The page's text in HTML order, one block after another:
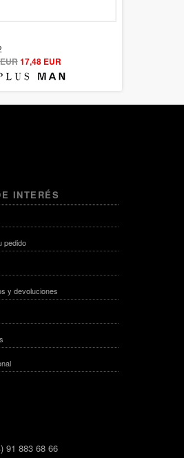
out of 517,48 EUR
INTERÉS
pedido
y devoluciones
91 883 68 66